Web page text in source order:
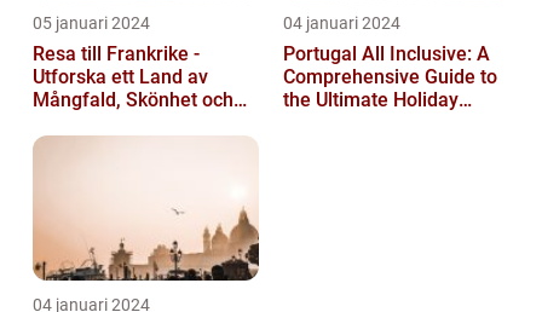
05 januari 2024
Resa till Frankrike -
Utforska ett Land av
Mångfald, Skönhet och
04 januari 2024
Portugal All Inclusive: A
Comprehensive Guide to
the Ultimate Holiday
04 januari 2024